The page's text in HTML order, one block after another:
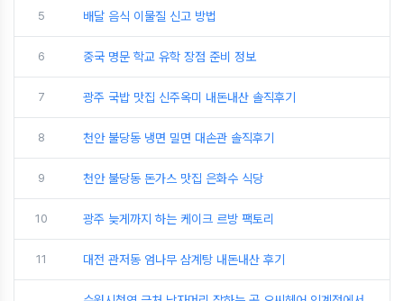
5 배달 음식 이물질 신고 방법
6 중국 명문 학교 유학 장점 준비 정보
7 광주 국밥 맛집 신주옥미 내돈내산 솔직후기
8 천안 불당동 냉면 밀면 대손관 솔직후기
9 천안 불당동 돈가스 맛집 은화수 식당
10 광주 늦게까지 하는 케이크 르방 팩토리
11 대전 관저동 엄나무 삼계탕 내돈내산 후기